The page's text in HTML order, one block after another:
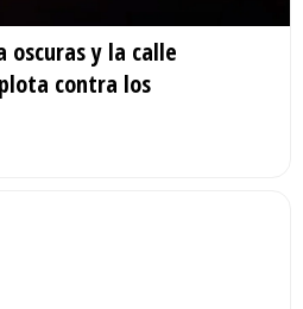
oscuras y la calle
contra los